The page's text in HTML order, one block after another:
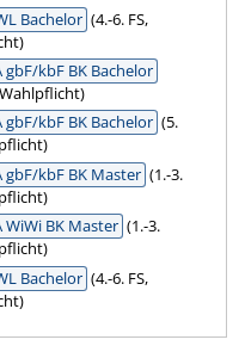
Bachelor (4.-6. FS,
gbF/kbF BK Bachelor
Wahlpflicht)
gbF/kbF BK Bachelor (5.
gbF/kbF BK Master (1.-3.
WiWi BK Master (1.-3.
Bachelor (4.-6. FS,